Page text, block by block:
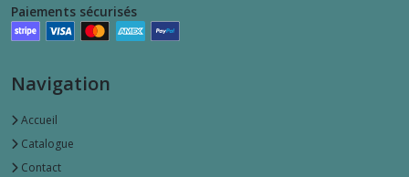
Paiements sécurisés
Navigation
Accueil
Catalogue
Contact